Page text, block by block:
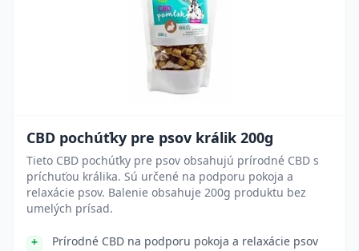
CBD pochúťky pre psov králik 200g
Tieto CBD pochúťky pre psov obsahujú prírodné CBD s
príchuťou králika. Sú určené na podporu pokoja a
relaxácie psov. Balenie obsahuje 200g produktu bez
umelých prísad.
Prírodné CBD na podporu pokoja a relaxácie psov